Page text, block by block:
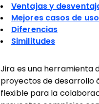
Ventajas y
Mejores casos de uso
Diferencias
Similitudes
Jira es una herramienta
proyectos de desarrollo
flexible para la